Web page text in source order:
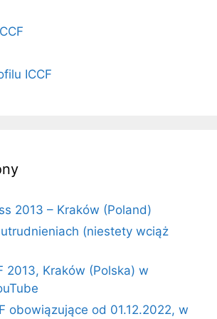
ICCF
2013 – Kraków (Poland)
(niestety wciąż
2013, Kraków (Polska) w
obowiązujące od 01.12.2022, w